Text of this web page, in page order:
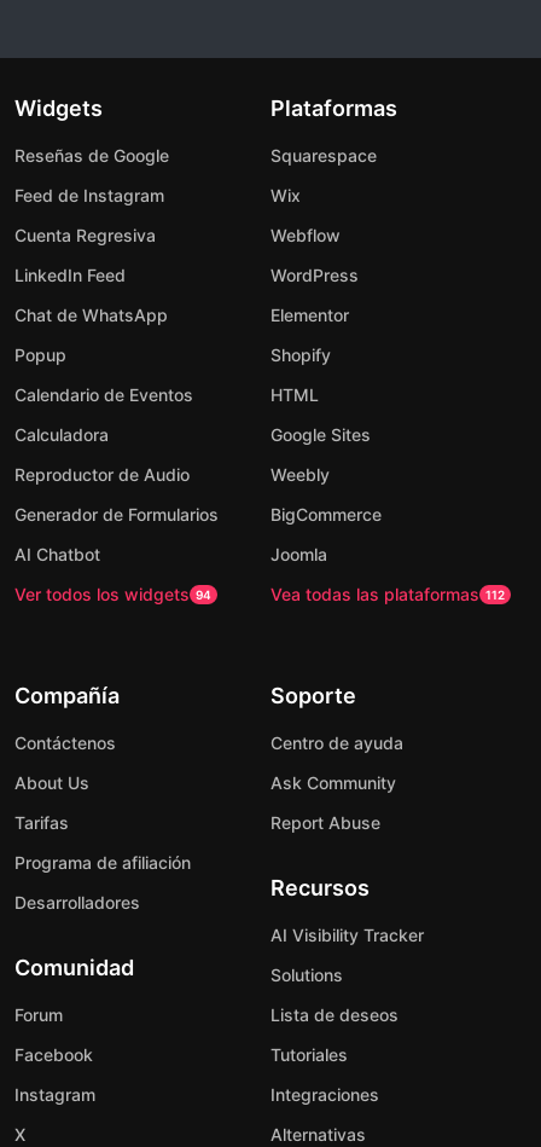
Widgets
Reseñas de Google
Feed de Instagram
Cuenta Regresiva
LinkedIn Feed
Chat de WhatsApp
Popup
Calendario de Eventos
Calculadora
Reproductor de Audio
Generador de Formularios
AI Chatbot
Ver todos los widgets 94
Plataformas
Squarespace
Wix
Webflow
WordPress
Elementor
Shopify
HTML
Google Sites
Weebly
BigCommerce
Joomla
Vea todas las plataformas 112
Compañía
Contáctenos
About Us
Tarifas
Programa de afiliación
Desarrolladores
Comunidad
Forum
Facebook
Instagram
X
Soporte
Centro de ayuda
Ask Community
Report Abuse
Recursos
AI Visibility Tracker
Solutions
Lista de deseos
Tutoriales
Integraciones
Alternativas